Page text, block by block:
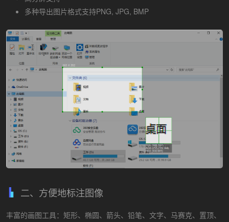
多种导出图片格式支持PNG, JPG, BMP
二、方便地标注图像
丰富的画图工具：矩形、椭圆、箭头、铅笔、文字、马赛克、置顶、